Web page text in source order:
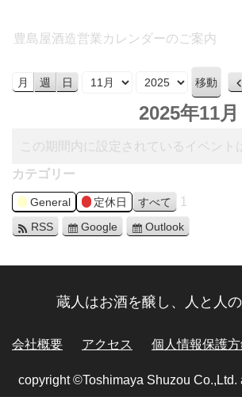
豊島屋酒造営業カレンダーのご案内
月 週 日 月 年
2025年11
この期間内に設定されているイベント
カテゴリー
General 定休日 すべて 1
RSS Google Outlook
蔵人はお酒を醸し、人と人
会社概要 アクセス 個人情報保護
copyright ©Toshimaya Shuzou Co.,Ltd.